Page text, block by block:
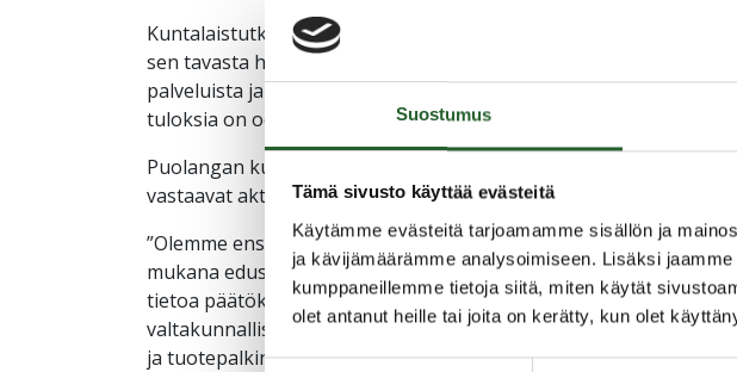
Suostumus
Tämä sivusto käyttää evästeitä
Käytämme evästeitä tarjoamamme sisällön ja
ja kävijämäärämme analysoimiseen. Lisäksi
kumppaneillemme tietoja siitä, miten käytät
olet antanut heille tai joita on kerätty, kun olet
Kuntalaistutkimus 2024-kyselyllä selvitetään kuntalaisten
sen tavasta hoitaa asioita. Samalla selvitetään, mitä vastaajat
palveluista ja miten he osallistuvat kuntansa päätöksentekoon.
tuloksia on odotettavissa alkusyksyllä 2024.
Puolangan kunnan hallintojohtaja Piia Heikkinen toivoo, että
vastaavat aktiivisesti kyselyyn.
”Olemme ensimmäistä kertaa mukana valtakunnallisessa
mukana edustavasti eri kokoisia Suomen kuntia.
tietoa päätöksenteon tueksi ja toiminnan kehittämiseksi – sekä
valtakunnallisesti. Kannusteena kyselyyn vastaamiseen, kyselyn
ja tuotepalkintojen arvontaan”, lisää Piia Heikkinen.